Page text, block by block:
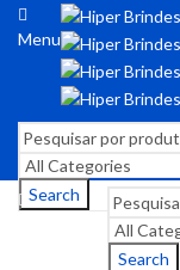
Menu
Search
Search